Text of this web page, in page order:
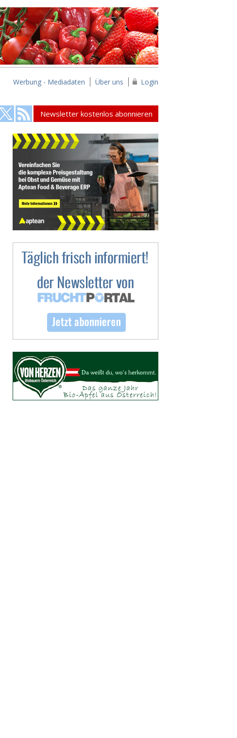
Werbung - Mediadaten Über uns Login
Newsletter kostenlos abonnieren